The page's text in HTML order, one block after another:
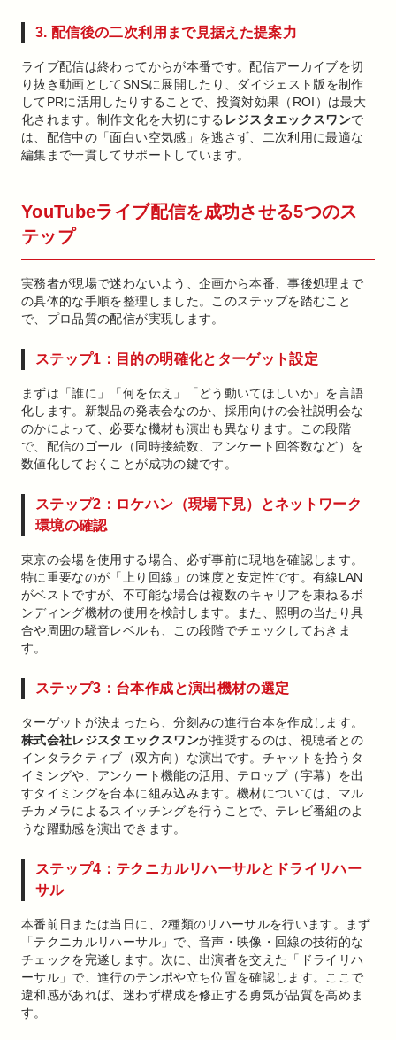
3. 配信後の二次利用まで見据えた提案力
ライブ配信は終わってからが本番です。配信アーカイブを切
り抜き動画としてSNSに展開したり、ダイジェスト版を制作
してPRに活用したりすることで、投資対効果（ROI）は最大
化されます。制作文化を大切にする レジスタエックスワンで
は、配信中の「面白い空気感」を逃さず、二次利用に最適な
編集まで一貫してサポートしています。
YouTubeライブ配信を成功させる5つのス
テップ
実務者が現場で迷わないよう、企画から本番、事後処理まで
の具体的な手順を整理しました。このステップを踏むこと
で、プロ品質の配信が実現します。
ステップ1：目的の明確化とターゲット設定
まずは「誰に」「何を伝え」「どう動いてほしいか」を言語
化します。新製品の発表会なのか、採用向けの会社説明会な
のかによって、必要な機材も演出も異なります。この段階
で、配信のゴール（同時接続数、アンケート回答数など）を
数値化しておくことが成功の鍵です。
ステップ2：ロケハン（現場下見）とネットワーク
環境の確認
東京の会場を使用する場合、必ず事前に現地を確認します。
特に重要なのが「上り回線」の速度と安定性です。有線LAN
がベストですが、不可能な場合は複数のキャリアを束ねるボ
ンディング機材の使用を検討します。また、照明の当たり具
合や周囲の騒音レベルも、この段階でチェックしておきま
す。
ステップ3：台本作成と演出機材の選定
ターゲットが決まったら、分刻みの進行台本を作成します。
株式会社レジスタエックスワンが推奨するのは、視聴者との
インタラクティブ（双方向）な演出です。チャットを拾うタ
イミングや、アンケート機能の活用、テロップ（字幕）を出
すタイミングを台本に組み込みます。機材については、マル
チカメラによるスイッチングを行うことで、テレビ番組のよ
うな躍動感を演出できます。
ステップ4：テクニカルリハーサルとドライリハー
サル
本番前日または当日に、2種類のリハーサルを行います。まず
「テクニカルリハーサル」で、音声・映像・回線の技術的な
チェックを完遂します。次に、出演者を交えた「ドライリハ
ーサル」で、進行のテンポや立ち位置を確認します。ここで
違和感があれば、迷わず構成を修正する勇気が品質を高めま
す。